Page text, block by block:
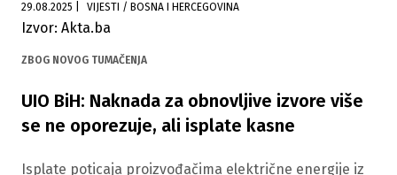
29.08.2025 VIJESTI / BOSNA I HERCEGOVINA
Izvor: Akta.ba
ZBOG NOVOG TUMAČENJA
UIO BiH: Naknada za obnovljive izvore više
se ne oporezuje, ali isplate kasne
Isplate poticaja proizvođačima električne energije iz